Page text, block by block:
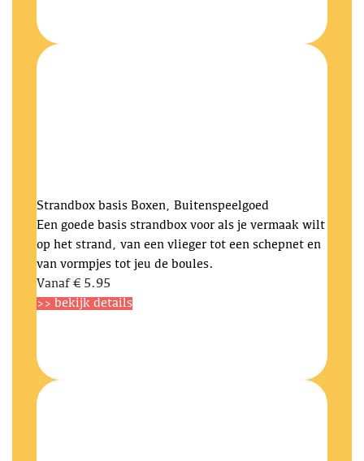
Strandbox basis Boxen, Buitenspeelgoed
Een goede basis strandbox voor als je vermaak wilt
op het strand, van een vlieger tot een schepnet en
van vormpjes tot jeu de boules.
Vanaf € 5.95
>> bekijk details